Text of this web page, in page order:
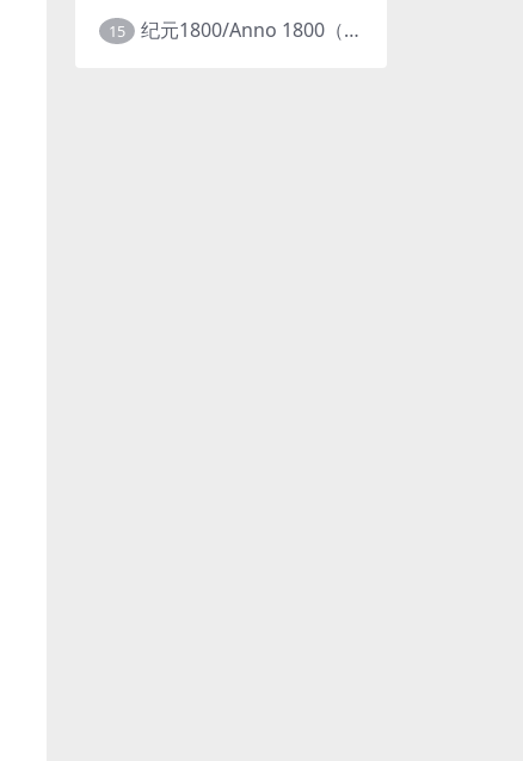
15 纪元1800/Anno 1800（豪华版全DLCv9.2.972600）